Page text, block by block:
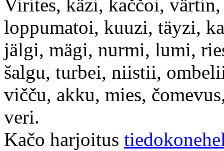
Virites, käzi, kaččoi,
loppumatoi, kuuzi, täyzi,
jälgi, mägi, nurmi, lumi,
šalgu, turbei, niistii,
vičču, akku, mies,
veri.
Kačo harjoitus